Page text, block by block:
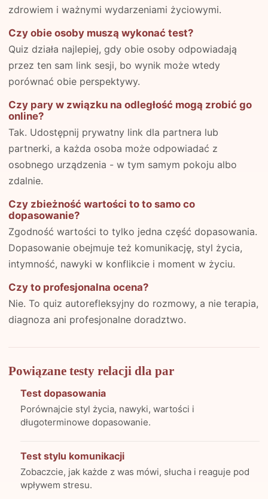
zdrowiem i ważnymi wydarzeniami życiowymi.
Czy obie osoby muszą wykonać test?
Quiz działa najlepiej, gdy obie osoby odpowiadają
przez ten sam link sesji, bo wynik może wtedy
porównać obie perspektywy.
Czy pary w związku na odległość mogą zrobić go
online?
Tak. Udostępnij prywatny link dla partnera lub
partnerki, a każda osoba może odpowiadać z
osobnego urządzenia - w tym samym pokoju albo
zdalnie.
Czy zbieżność wartości to to samo co
dopasowanie?
Zgodność wartości to tylko jedna część dopasowania.
Dopasowanie obejmuje też komunikację, styl życia,
intymność, nawyki w konflikcie i moment w życiu.
Czy to profesjonalna ocena?
Nie. To quiz autorefleksyjny do rozmowy, a nie terapia,
diagnoza ani profesjonalne doradztwo.
Powiązane testy relacji dla par
Test dopasowania
Porównajcie styl życia, nawyki, wartości i
długoterminowe dopasowanie.
Test stylu komunikacji
Zobaczcie, jak każde z was mówi, słucha i reaguje pod
wpływem stresu.